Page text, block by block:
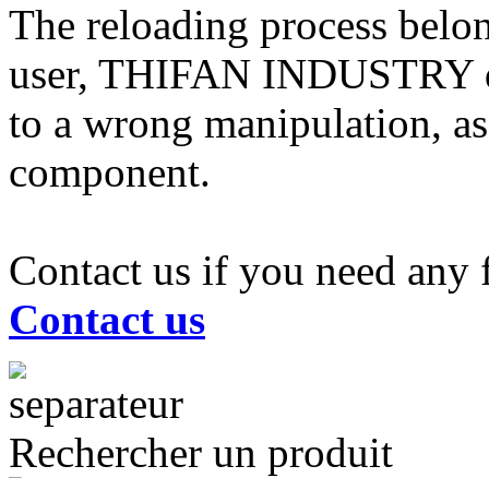
The reloading process
user, THIFAN INDUSTRY
to a wrong manipulation,
component.
Contact us if you need
Contact us
Rechercher un produit